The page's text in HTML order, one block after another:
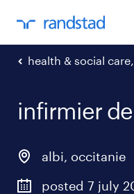
health & social
infirmier
albi, occitanie
posted 7 july